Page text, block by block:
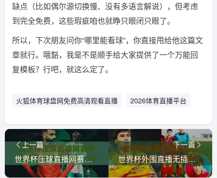
缺点（比如偶尔源切换慢、没有多语言解说），但考虑
到完全免费，这些瑕疵咱也就睁只眼闭只眼了。
所以，下次朋友问你“哪里能看球”，你直接甩给他这篇文
章就行。哦豁，我是不是顺手给大家提供了一个万能回
复模板？行吧，就这么定了。
火狐体育球盘网免费高清观看直播 2026体育直播平台
上一篇
世界杯压球直播网赛事无插件在线直播网！2026年观赛体验升级全攻略
下一篇
世界杯外围直播无插件在线直播网：2026世预赛怎么免费看？(世界杯外围直播无插件在线直播网)实测指南